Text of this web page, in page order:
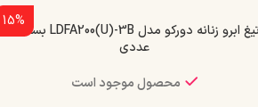
15%
عددی
محصول موجود است